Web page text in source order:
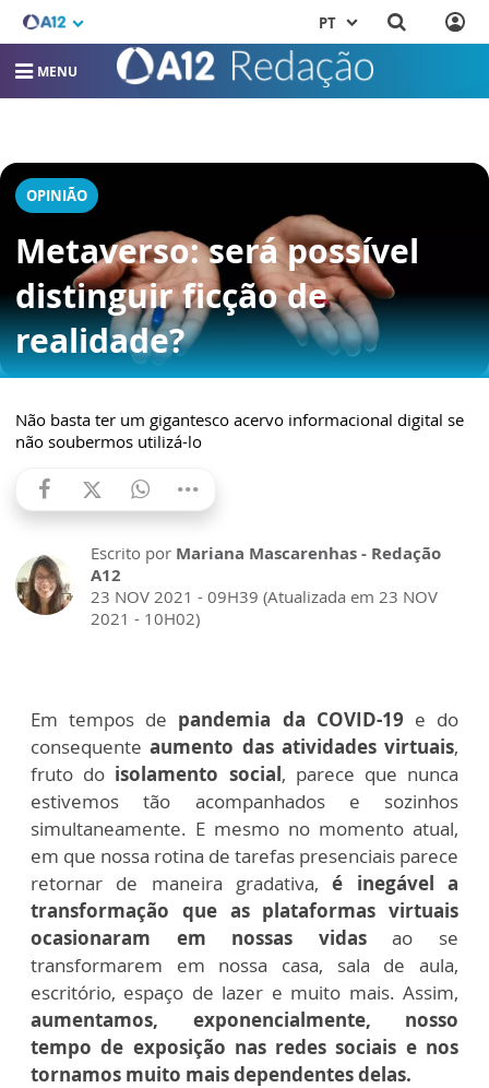
PT
MENU
OPINIÃO
Metaverso: será possível
distinguir ficção de
realidade?
Não basta ter um gigantesco acervo informacional digital se
não soubermos utilizá-lo
Escrito por Mariana Mascarenhas - Redação
A12
23 NOV 2021 - 09H39 (Atualizada em 23 NOV
2021 - 10H02)
Em tempos de pandemia da COVID-19 e do
consequenteaumento das atividades virtuais,
fruto do isolamento social, parece que nunca
estivemos tão acompanhados e sozinhos
simultaneamente. E mesmo no momento atual,
em que nossa rotina de tarefas presenciais parece
retornar de maneira gradativa,é inegável a
transformação que as plataformas virtuais
ocasionaram em nossas vidasao se
transformarem em nossa casa, sala de aula,
escritório, espaço de lazer e muito mais. Assim,
aumentamos, exponencialmente, nosso
tempo de exposição nas redes sociais e nos
tornamos muito mais dependentes delas.